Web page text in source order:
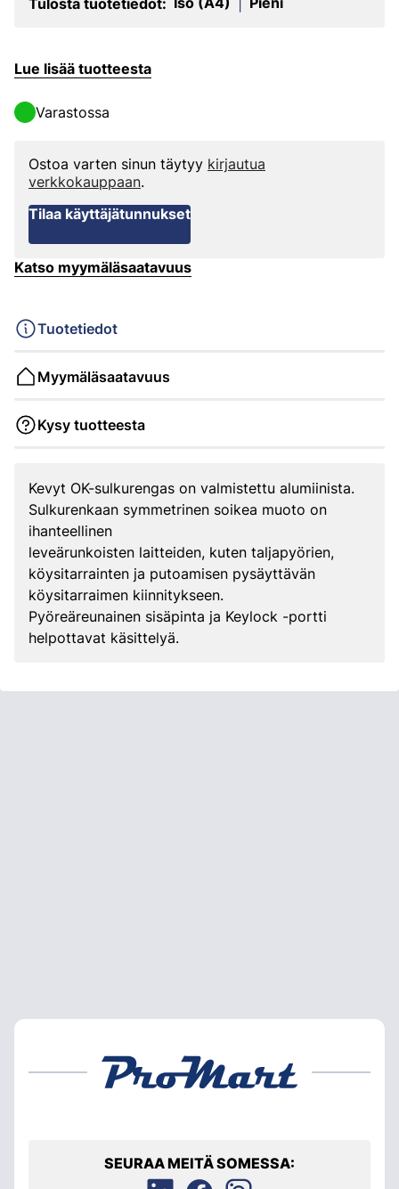
Tulosta tuotetiedot:
Lue lisää tuotteesta
Varastossa
Ostoa varten sinun täytyy kirjautua
verkkokauppaan.
Tilaa käyttäjätunnukset
Katso myymäläsaatavuus
Tuotetiedot
Myymäläsaatavuus
Kysy tuotteesta
Kevyt OK-sulkurengas on valmistettu alumiinista.
Sulkurenkaan symmetrinen soikea muoto on
ihanteellinen
leveärunkoisten laitteiden, kuten taljapyörien,
köysitarrainten ja putoamisen pysäyttävän
köysitarraimen kiinnitykseen.
Pyöreäreunainen sisäpinta ja Keylock -portti
helpottavat käsittelyä.
SEURAA MEITÄ SOMESSA: